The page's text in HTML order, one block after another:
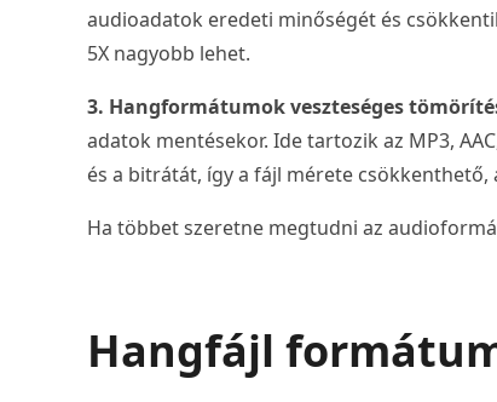
audioadatok eredeti minőségét és
5X nagyobb lehet.
3. Hangformátumok veszteséges
adatok mentésekor. Ide tartozik az MP3,
és a bitrátát, így a fájl mérete
Ha többet szeretne megtudni az
Hangfájl